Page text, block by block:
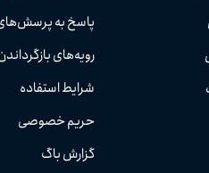
پاسخ به
رویه‌های
شرایط استفاده
حریم خصوصی
گزارش باگ